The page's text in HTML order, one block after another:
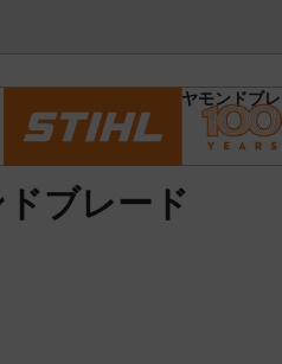
ダイヤモンドブレ
ブレード